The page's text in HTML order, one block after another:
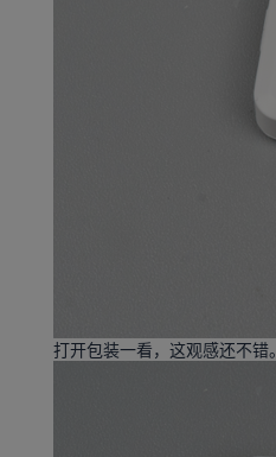
打开包装一看，这观感还不错。